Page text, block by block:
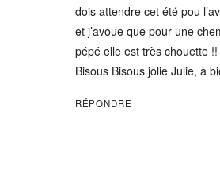
dois attendre cet été pou
et j’avoue que pour une
pépé elle est très chouette !!
Bisous Bisous jolie Julie, à
RÉPONDRE